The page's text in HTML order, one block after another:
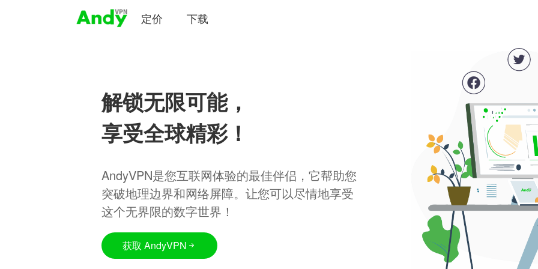
定价 下载
解锁无限可能，
享受全球精彩！
AndyVPN是您互联网体验的最佳伴侣，它帮助您
突破地理边界和网络屏障。让您可以尽情地享受
这个无界限的数字世界！
获取 AndyVPN